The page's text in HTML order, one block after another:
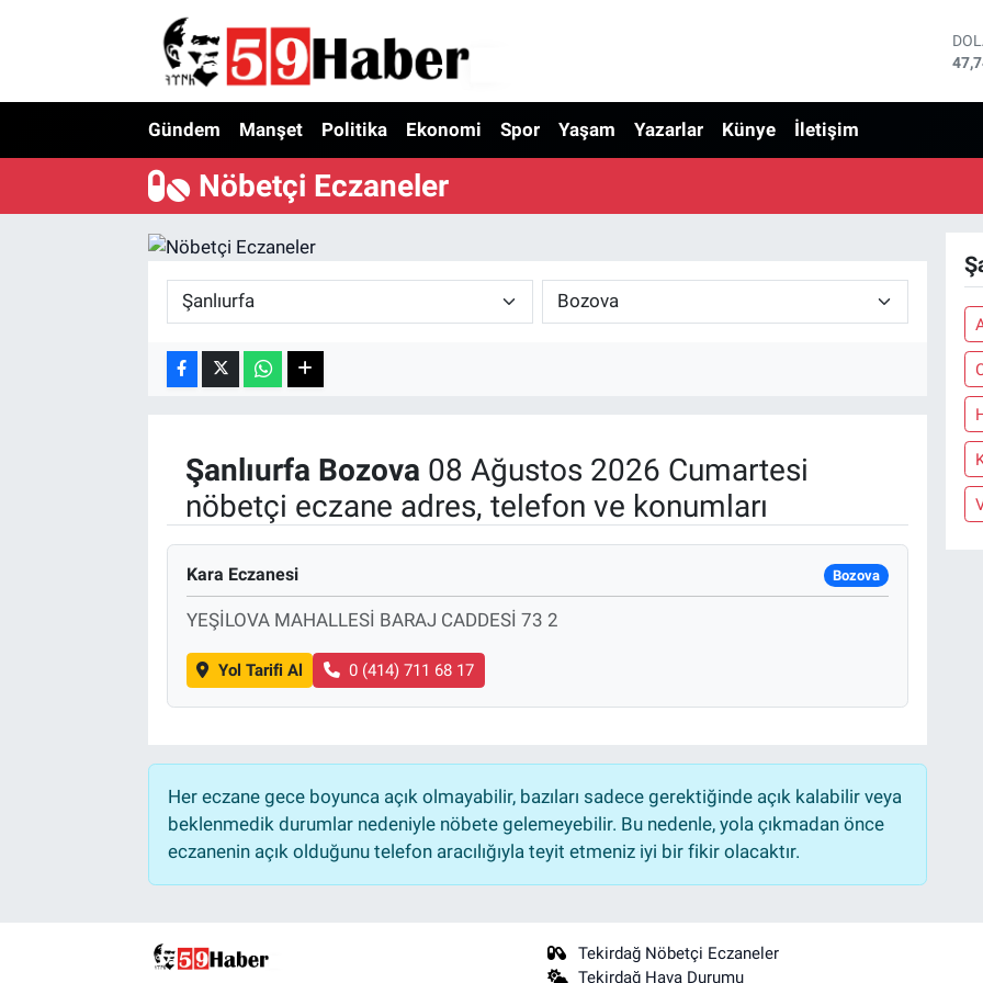
Gündem Manşet Politika Ekonomi Spor Yaşam Yazarlar Künye İletişim
Nöbetçi Eczaneler
Şanlıurfa Bozova 08 Ağustos 2026 Cumartesi
nöbetçi eczane adres, telefon ve konumları
Kara Eczanesi Bozova
YEŞİLOVA MAHALLESİ BARAJ CADDESİ 73 2
Yol Tarifi Al 0 (414) 711 68 17
Her eczane gece boyunca açık olmayabilir, bazıları sadece gerektiğinde açık kalabilir veya
beklenmedik durumlar nedeniyle nöbete gelemeyebilir. Bu nedenle, yola çıkmadan önce
eczanenin açık olduğunu telefon aracılığıyla teyit etmeniz iyi bir fikir olacaktır.
Tekirdağ Nöbetçi Eczaneler
Tekirdağ Hava Durumu